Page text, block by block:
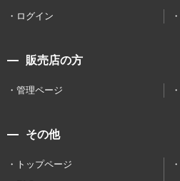
ログイン
販売店の方
管理ページ
その他
トップページ